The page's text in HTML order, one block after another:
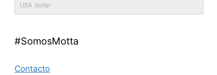
USA dollar
#SomosMotta
Contacto